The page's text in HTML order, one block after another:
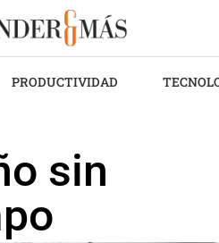
PRODUCTIVIDAD
sin